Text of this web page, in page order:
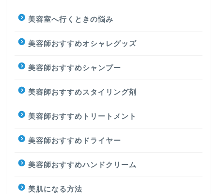
美容室へ行くときの悩み
美容師おすすめオシャレグッズ
美容師おすすめシャンプー
美容師おすすめスタイリング剤
美容師おすすめトリートメント
美容師おすすめドライヤー
美容師おすすめハンドクリーム
美肌になる方法